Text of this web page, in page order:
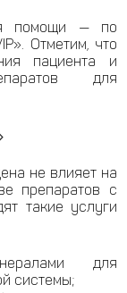
помощи — по
Отметим, что
пациента и
для
не влияет на
препаратов с
такие услуги
для
системы;